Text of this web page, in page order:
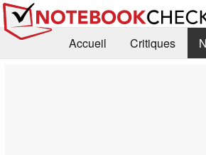
Accueil Critiques